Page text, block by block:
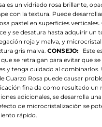
es un vidriado rosa brillante,
con la textura. Puede
pastel en superficies verticales.
y se desatura hasta adquirir un
roja y malva, y
gris malva. CONSEJO: Este
se retraigan para evitar que
y tenga cuidado al combinarlos.
Cuarzo Rosa puede causar
fina da como resultado un
adicionales, se desarrolla
de microcristalización se
rápido.